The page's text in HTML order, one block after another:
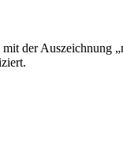
der Auszeichnung